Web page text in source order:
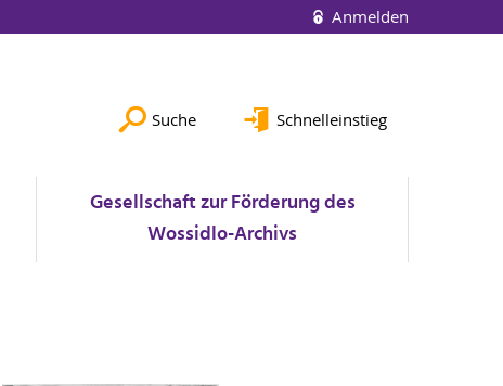
Anmelden
Suche Schnelleinstieg
Gesellschaft zur Förderung des
Wossidlo-Archivs